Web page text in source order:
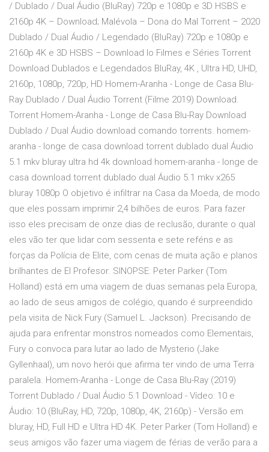
/ Dublado / Dual Áudio (BluRay) 720p e 1080p e 3D HSBS e
2160p 4K – Download; Malévola – Dona do Mal Torrent – 2020
Dublado / Dual Áudio / Legendado (BluRay) 720p e 1080p e
2160p 4K e 3D HSBS – Download Io Filmes e Séries Torrent
Download Dublados e Legendados BluRay, 4K , Ultra HD, UHD,
2160p, 1080p, 720p, HD Homem-Aranha - Longe de Casa Blu-
Ray Dublado / Dual Áudio Torrent (Filme 2019) Download.
Torrent Homem-Aranha - Longe de Casa Blu-Ray Download
Dublado / Dual Áudio download comando torrents. homem-
aranha - longe de casa download torrent dublado dual Áudio
5.1 mkv bluray ultra hd 4k download homem-aranha - longe de
casa download torrent dublado dual Áudio 5.1 mkv x265
bluray 1080p O objetivo é infiltrar na Casa da Moeda, de modo
que eles possam imprimir 2,4 bilhões de euros. Para fazer
isso eles precisam de onze dias de reclusão, durante o qual
eles vão ter que lidar com sessenta e sete reféns e as
forças da Polícia de Elite, com cenas de muita ação e planos
brilhantes de El Profesor. SINOPSE: Peter Parker (Tom
Holland) está em uma viagem de duas semanas pela Europa,
ao lado de seus amigos de colégio, quando é surpreendido
pela visita de Nick Fury (Samuel L. Jackson). Precisando de
ajuda para enfrentar monstros nomeados como Elementais,
Fury o convoca para lutar ao lado de Mysterio (Jake
Gyllenhaal), um novo herói que afirma ter vindo de uma Terra
paralela. Homem-Aranha - Longe de Casa Blu-Ray (2019)
Torrent Dublado / Dual Áudio 5.1 Download - Vídeo: 10 e
Áudio: 10 (BluRay, HD, 720p, 1080p, 4K, 2160p) - Versão em
bluray, HD, Full HD e Ultra HD 4K. Peter Parker (Tom Holland) e
seus amigos vão fazer uma viagem de férias de verão para a